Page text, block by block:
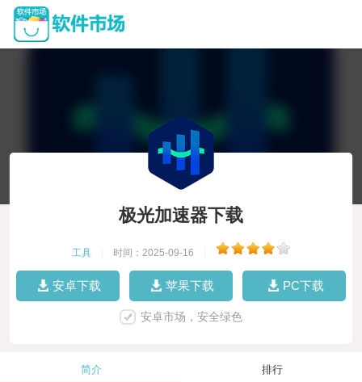
极光加速器下载
工具 时间：2025-09-16
安卓下载 苹果下载 PC下载
安卓市场，安全绿色
简介 排行